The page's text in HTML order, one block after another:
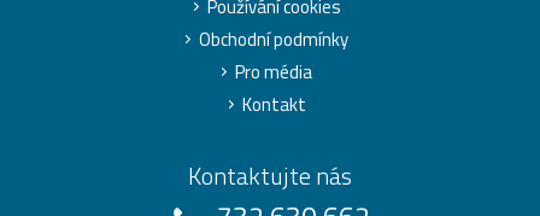
Používání cookies
Obchodní podmínky
Pro média
Kontakt
Kontaktujte nás